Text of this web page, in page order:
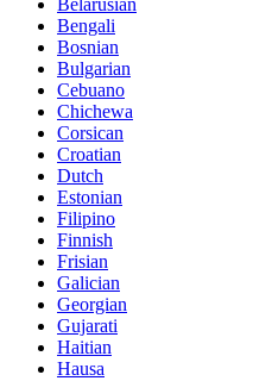
Bengali
Bosnian
Bulgarian
Cebuano
Chichewa
Corsican
Croatian
Dutch
Estonian
Filipino
Finnish
Frisian
Galician
Georgian
Gujarati
Haitian
Hausa